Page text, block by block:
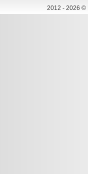
2012 - 2026 ©